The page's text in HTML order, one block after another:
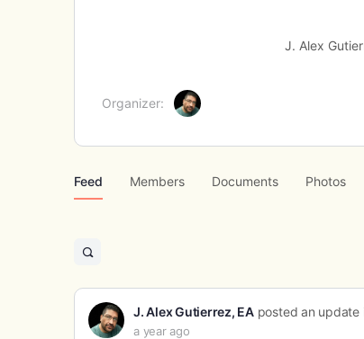
J. Alex
Organizer:
Feed Members Documents Photos
Open
filters
J. Alex Gutierrez, EAposted an update
a year ago